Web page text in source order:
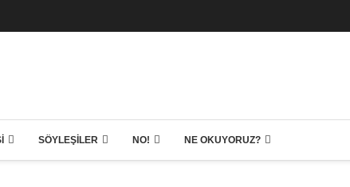
SÖYLEŞILER NO! NE OKUYORUZ?